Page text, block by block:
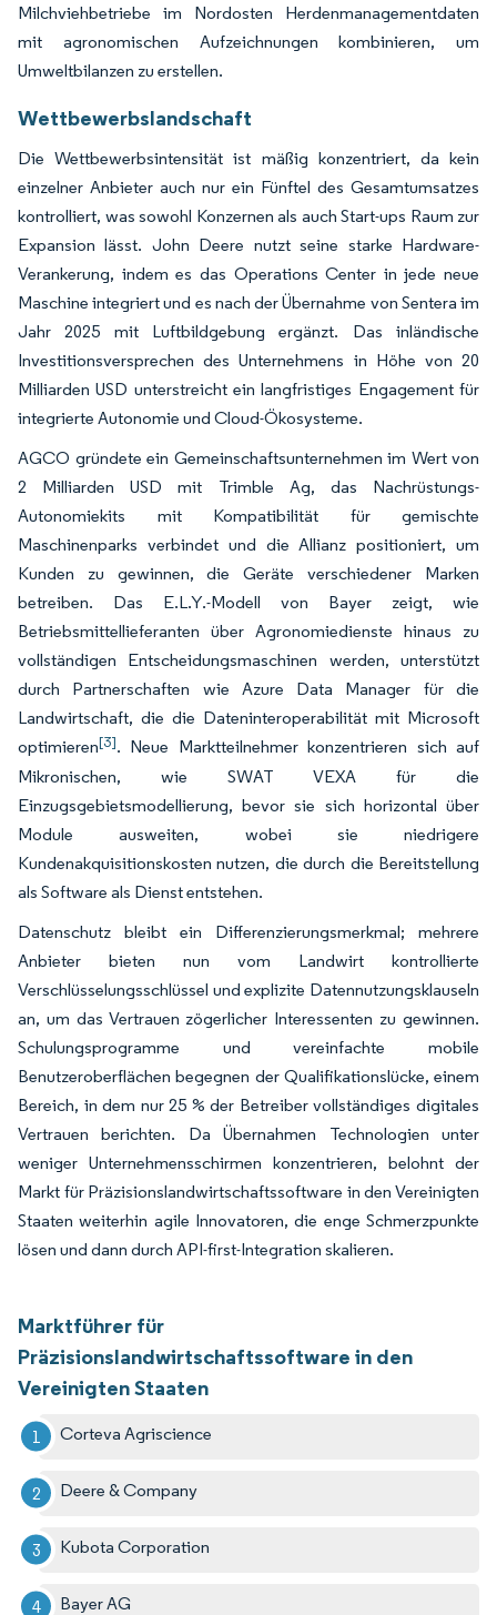
Milchviehbetriebe im Nordosten Herdenmanagementdaten
mit agronomischen Aufzeichnungen kombinieren, um
Umweltbilanzen zu erstellen.
Wettbewerbslandschaft
Die Wettbewerbsintensität ist mäßig konzentriert, da kein
einzelner Anbieter auch nur ein Fünftel des Gesamtumsatzes
kontrolliert, was sowohl Konzernen als auch Start-ups Raum zur
Expansion lässt. John Deere nutzt seine starke Hardware-
Verankerung, indem es das Operations Center in jede neue
Maschine integriert und es nach der Übernahme von Sentera im
Jahr 2025 mit Luftbildgebung ergänzt. Das inländische
Investitionsversprechen des Unternehmens in Höhe von 20
Milliarden USD unterstreicht ein langfristiges Engagement für
integrierte Autonomie und Cloud-Ökosysteme.
AGCO gründete ein Gemeinschaftsunternehmen im Wert von
2 Milliarden USD mit Trimble Ag, das Nachrüstungs-
Autonomiekits mit Kompatibilität für gemischte
Maschinenparks verbindet und die Allianz positioniert, um
Kunden zu gewinnen, die Geräte verschiedener Marken
betreiben. Das E.L.Y.-Modell von Bayer zeigt, wie
Betriebsmittellieferanten über Agronomiedienste hinaus zu
vollständigen Entscheidungsmaschinen werden, unterstützt
durch Partnerschaften wie Azure Data Manager für die
Landwirtschaft, die die Dateninteroperabilität mit Microsoft
optimieren[3]. Neue Marktteilnehmer konzentrieren sich auf
Mikronischen, wie SWAT VEXA für die
Einzugsgebietsmodellierung, bevor sie sich horizontal über
Module ausweiten, wobei sie niedrigere
Kundenakquisitionskosten nutzen, die durch die Bereitstellung
als Software als Dienst entstehen.
Datenschutz bleibt ein Differenzierungsmerkmal; mehrere
Anbieter bieten nun vom Landwirt kontrollierte
Verschlüsselungsschlüssel und explizite Datennutzungsklauseln
an, um das Vertrauen zögerlicher Interessenten zu gewinnen.
Schulungsprogramme und vereinfachte mobile
Benutzeroberflächen begegnen der Qualifikationslücke, einem
Bereich, in dem nur 25 % der Betreiber vollständiges digitales
Vertrauen berichten. Da Übernahmen Technologien unter
weniger Unternehmensschirmen konzentrieren, belohnt der
Markt für Präzisionslandwirtschaftssoftware in den Vereinigten
Staaten weiterhin agile Innovatoren, die enge Schmerzpunkte
lösen und dann durch API-first-Integration skalieren.
Marktführer für
Präzisionslandwirtschaftssoftware in den
Vereinigten Staaten
Corteva Agriscience
Deere & Company
Kubota Corporation
Bayer AG